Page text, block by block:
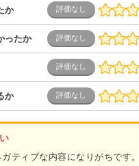
か
ったか
か
ティブな内容になりがちです。